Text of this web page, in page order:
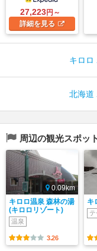
27,223円～
詳細を見る
キロロ
北海道
周辺の観光スポット
0.09km
キロロ温泉 森林の湯
(キロロリゾート)
温泉
3.26
キ